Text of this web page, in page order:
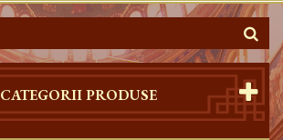
CATEGORII PRODUSE